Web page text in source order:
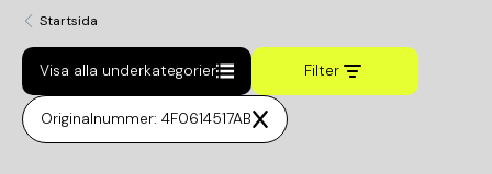
Startsida
Visa alla underkategorier Filter
Originalnummer: 4F0614517AB